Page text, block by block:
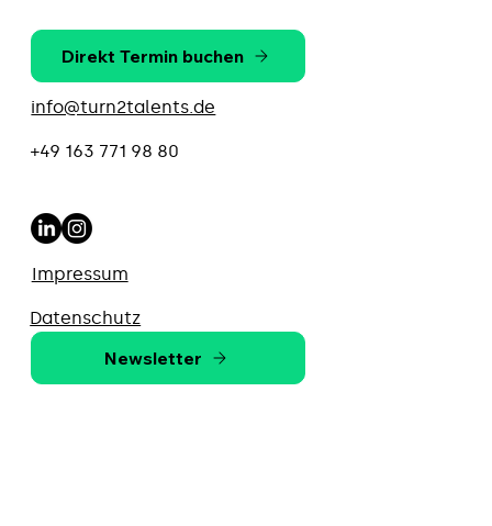
Direkt Termin buchen
info@turn2talents.de
+49 163 771 98 80
Impressum
Datenschutz
Newsletter